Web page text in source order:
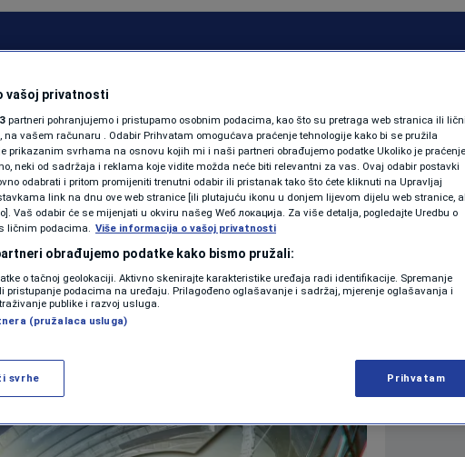
ZDRAVLJE
SHOWBIZ
PODCAST
N1 SPECIJAL
FENOMENI
NEISTRAŽENO
VIRALNO
VIDEO
li Mundijal
na koji svijet vidi
18:48 VIJESTI 0 komentara
Više
vašoj privatnosti
partneri pohranjujemo i pristupamo osobnim podacima, kao što su pretraga web stranica ili lični
na vašem računaru . Odabir Prihvatam omogućava praćenje tehnologije kako bi se pružila
prikazanim svrhama na osnovu kojih mi i naši partneri obrađujemo podatke Ukoliko je praćenje
neki od sadržaja i reklama koje vidite možda neće biti relevantni za vas. Ovaj odabir postavki
odabrati i pritom promijeniti trenutni odabir ili pristanak tako što ćete kliknuti na Upravljaj
link na dnu ove web stranice [ili plutajuću ikonu u donjem lijevom dijelu web stranice,
Vaš odabir će se mijenjati u okviru našeg Wеб локација. Za više detalja, pogledajte Uredbu o
ličnim podacima. Više informacija o vašoj privatnosti
obrađujemo podatke kako bismo pružali:
o tačnoj geolokaciji. Aktivno skenirajte karakteristike uređaja radi identifikacije. Spremanje
pristupanje podacima na uređaju. Prilagođeno oglašavanje i sadržaj, mjerenje oglašavanja i
publike i razvoj usluga.
(pružalaca usluga)
svrhe Prihvatam